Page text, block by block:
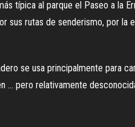
típica al parque el Paseo a la
sus rutas de senderismo, por la
se usa principalmente para
... pero relativamente